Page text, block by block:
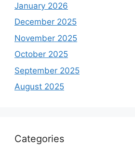
January 2026
December 2025
November 2025
October 2025
September 2025
August 2025
Categories